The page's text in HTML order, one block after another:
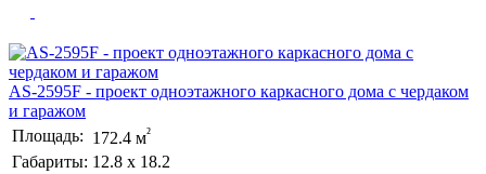
AS-2595F - проект одноэтажного каркасного дома с чердаком
и гаражом
Площадь: 172.4 м²
Габариты: 12.8 х 18.2